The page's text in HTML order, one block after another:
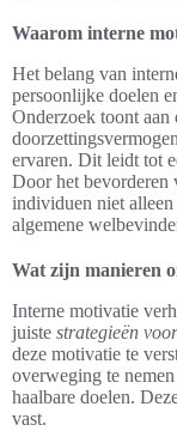
Waarom interne
Het belang van
persoonlijke doelen
Onderzoek toont aan
ervaren. Dit leidt tot
Door het bevorderen
individuen niet alleen
algemene
Wat zijn manieren
Interne motivatie
juiste strategieën
deze motivatie te
overweging te
haalbare doelen.
vast.